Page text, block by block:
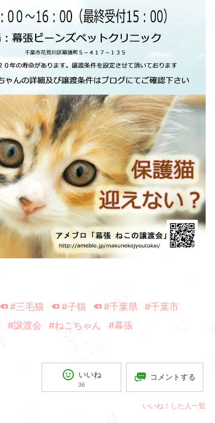
#三毛猫 #子猫 #千葉県 #千葉市
#譲渡会 #ねこちゃん #幕張
いいね
36
コメントする
いいね！した人一覧